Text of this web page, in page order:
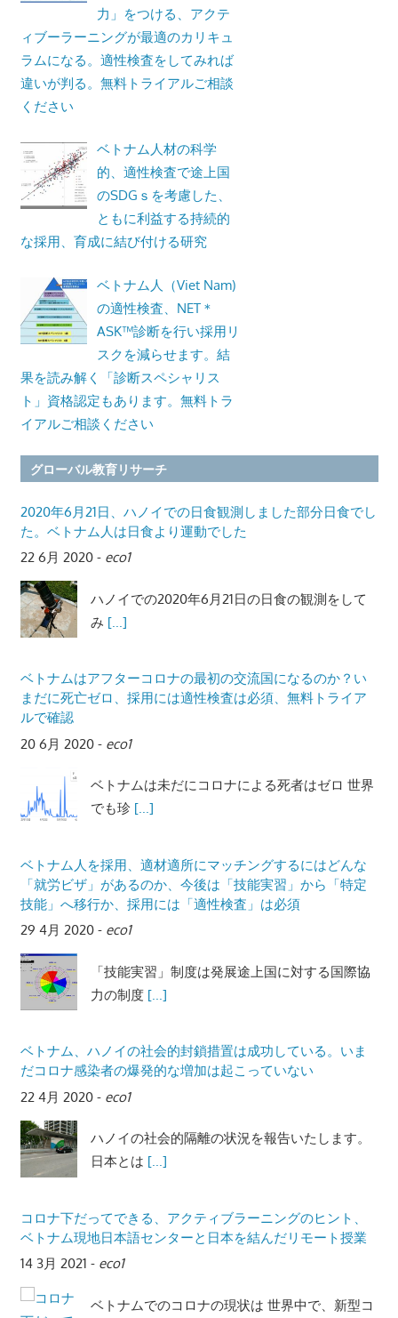
力」をつける、アクテ
ィブーラーニングが最適のカリキュ
ラムになる。適性検査をしてみれば
違いが判る。無料トライアルご相談
ください
ベトナム人材の科学
的、適性検査で途上国
のSDGｓを考慮した、
ともに利益する持続的
な採用、育成に結び付ける研究
ベトナム人（Viet Nam)
の適性検査、NET＊
ASK™診断を行い採用リ
スクを減らせます。結
果を読み解く「診断スペシャリス
ト」資格認定もあります。無料トラ
イアルご相談ください
グローバル教育リサーチ
2020年6月21日、ハノイでの日食観測しました部分日食でし
た。ベトナム人は日食より運動でした
22 6月 2020- eco1
ハノイでの2020年6月21日の日食の観測をして
み [...]
ベトナムはアフターコロナの最初の交流国になるのか？い
まだに死亡ゼロ、採用には適性検査は必須、無料トライア
ルで確認
20 6月 2020- eco1
ベトナムは未だにコロナによる死者はゼロ 世界
でも珍 [...]
ベトナム人を採用、適材適所にマッチングするにはどんな
「就労ビザ」があるのか、今後は「技能実習」から「特定
技能」へ移行か、採用には「適性検査」は必須
29 4月 2020- eco1
「技能実習」制度は発展途上国に対する国際協
力の制度 [...]
ベトナム、ハノイの社会的封鎖措置は成功している。いま
だコロナ感染者の爆発的な増加は起こっていない
22 4月 2020- eco1
ハノイの社会的隔離の状況を報告いたします。
日本とは [...]
コロナ下だってできる、アクティブラーニングのヒント、
ベトナム現地日本語センターと日本を結んだリモート授業
14 3月 2021 - eco1
ベトナムでのコロナの現状は 世界中で、新型コ